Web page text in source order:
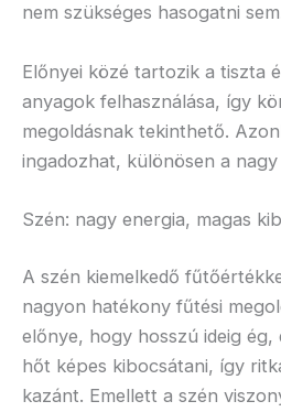
nem szükséges hasogatni
Előnyei közé tartozik a tiszta
anyagok felhasználása, így
megoldásnak tekinthető.
ingadozhat, különösen a
Szén: nagy energia, magas
A szén kiemelkedő
nagyon hatékony fűtési
előnye, hogy hosszú ideig ég,
hőt képes kibocsátani, így
kazánt. Emellett a szén